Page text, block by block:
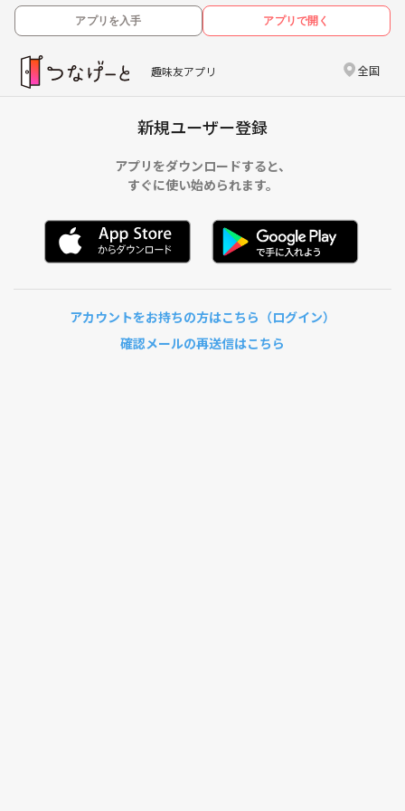
アプリを入手 アプリで開く
趣味友アプリ 全国
新規ユーザー登録
アプリをダウンロードすると、
すぐに使い始められます。
アカウントをお持ちの方はこちら（ログイン）
確認メールの再送信はこちら